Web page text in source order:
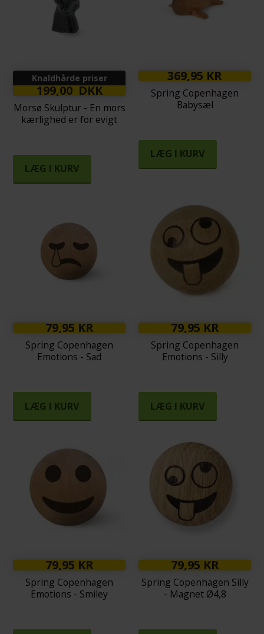
Knaldhårde priser
199,00 DKK
Morsø Skulptur - En mors
kærlighed er for evigt
LÆG I KURV
369,95 KR
Spring Copenhagen
Babysæl
LÆG I KURV
79,95 KR
Spring Copenhagen
Emotions - Sad
LÆG I KURV
79,95 KR
Spring Copenhagen
Emotions - Silly
LÆG I KURV
79,95 KR
Spring Copenhagen
Emotions - Smiley
79,95 KR
Spring Copenhagen Silly
- Magnet Ø4,8